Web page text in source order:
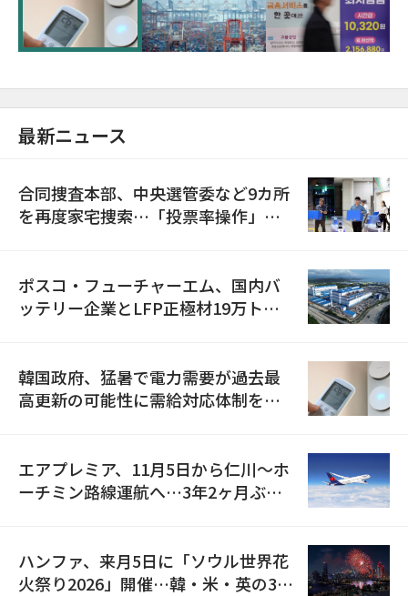
に需給対応体制を点検
最新ニュース
合同捜査本部、中央選管委など9カ所
を再度家宅捜索…「投票率操作」の
ポスコ・フューチャーエム、国内バ
ッテリー企業とLFP正極材19万トン
韓国政府、猛暑で電力需要が過去最
高更新の可能性に需給対応体制を点
エアプレミア、11月5日から仁川〜ホ
ーチミン路線運航へ…3年2ヶ月ぶり
ハンファ、来月5日に「ソウル世界花
火祭り2026」開催…韓・米・英の3カ